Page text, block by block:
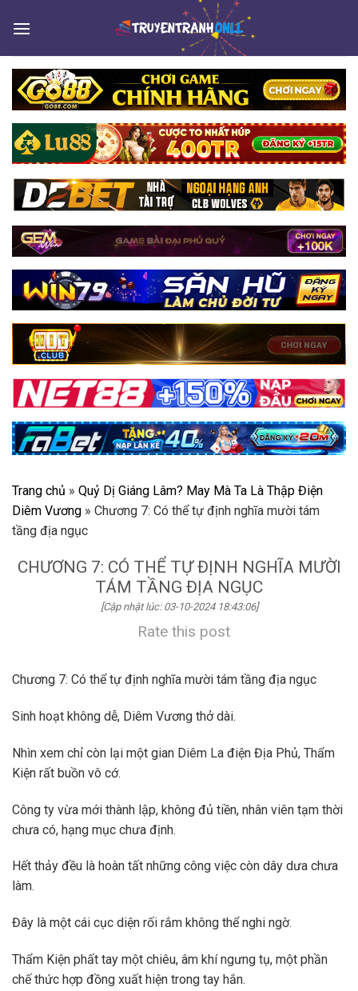
Trang chủ » Quỷ Dị Giáng Lâm? May Mà Ta Là Thập Điện
Diêm Vương » Chương 7: Có thể tự định nghĩa mười tám
tầng địa ngục
CHƯƠNG 7: CÓ THỂ TỰ ĐỊNH NGHĨA MƯỜI
TÁM TẦNG ĐỊA NGỤC
[Cập nhật lúc: 03-10-2024 18:43:06]
Rate this post
Chương 7: Có thể tự định nghĩa mười tám tầng địa ngục
Sinh hoạt không dễ, Diêm Vương thở dài.
Nhìn xem chỉ còn lại một gian Diêm La điện Địa Phủ, Thẩm
Kiện rất buồn vô cớ.
Công ty vừa mới thành lập, không đủ tiền, nhân viên tạm thời
chưa có, hạng mục chưa định.
Hết thảy đều là hoàn tất những công việc còn dây dưa chưa
làm.
Đây là một cái cục diện rối rắm không thể nghi ngờ.
Thẩm Kiện phất tay một chiêu, âm khí ngưng tụ, một phần
chế thức hợp đồng xuất hiện trong tay hắn.